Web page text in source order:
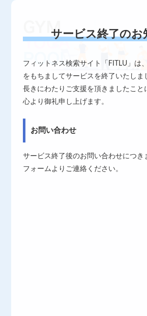
サービス終了のお
フィットネス検索サイト「FITLU」は、
をもちましてサービスを終了いたしま
長きにわたりご支援を頂きましたこと
心より御礼申し上げます。
お問い合わせ
サービス終了後のお問い合わせにつき
フォームよりご連絡ください。